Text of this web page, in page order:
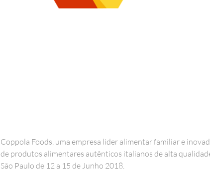
Coppola Foods, uma empresa lider alimentar familiar e
de produtos alimentares autênticos italianos de alta
São Paulo de 12 a 15 de Junho 2018.